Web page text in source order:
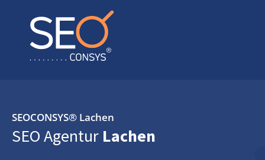
SEOCONSYS® Lachen
SEO Agentur Lachen